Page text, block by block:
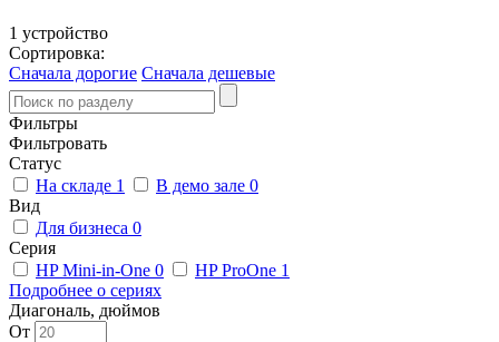
1 устройство
Сортировка:
Сначала дорогие Сначала дешевые
Фильтры
Фильтровать
Статус
На складе 1 В демо зале 0
Вид
Для бизнеса 0
Серия
HP Mini-in-One 0 HP ProOne 1
Подробнее о сериях
Диагональ, дюймов
От